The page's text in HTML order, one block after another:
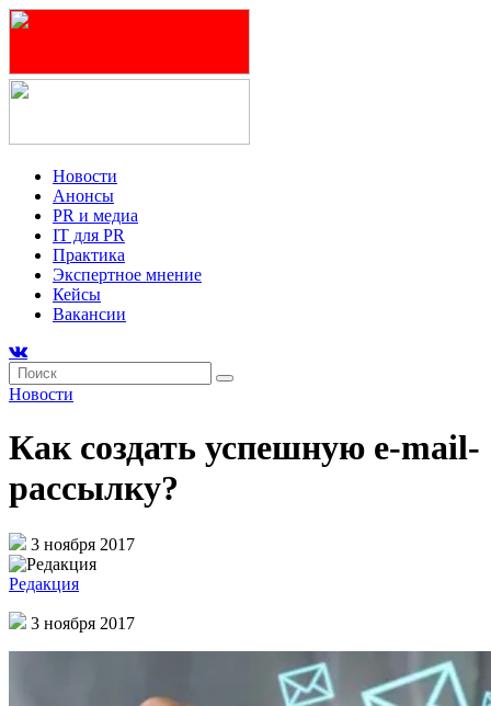
Новости
Анонсы
PR и медиа
IT для PR
Практика
Экспертное мнение
Кейсы
Вакансии
Новости
Как создать успешную e-mail-
рассылку?
3 ноября 2017
Редакция
3 ноября 2017